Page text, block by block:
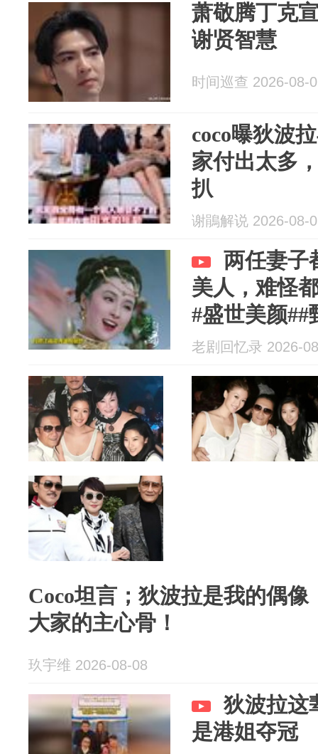
萧敬腾丁克
谢贤智慧
时间巡查 2026-08-
coco曝狄波
家付出太多
扒
谢鵑解说 2026-08-
两任妻子
美人，难怪
#盛世美颜##
贤
老剧回忆录 2026-
Coco坦言；狄波拉是我的偶
大家的主心骨！
玖宇维 2026-08-08
狄波拉这
是港姐夺冠